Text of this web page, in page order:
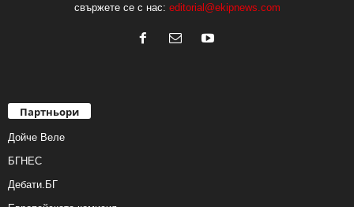
свържете се с нас: editorial@ekipnews.com
Партньори
Дойче Веле
БГНЕС
Дебати.БГ